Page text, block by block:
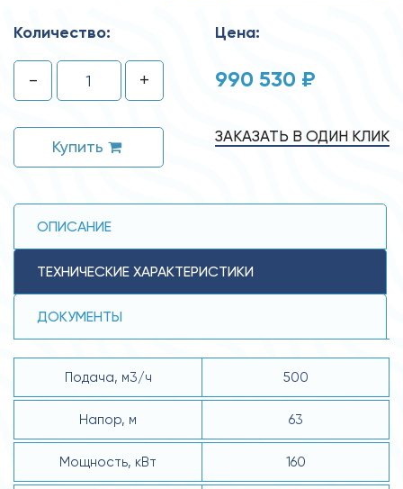
Количество:
- +
Купить
Цена:
990 530 ₽
ЗАКАЗАТЬ В ОДИН КЛИК
ОПИСАНИЕ
ТЕХНИЧЕСКИЕ ХАРАКТЕРИСТИКИ
ДОКУМЕНТЫ
Подача, м3/ч 500
Напор, м 63
Мощность, кВт 160